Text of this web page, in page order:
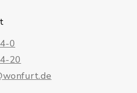
0
20